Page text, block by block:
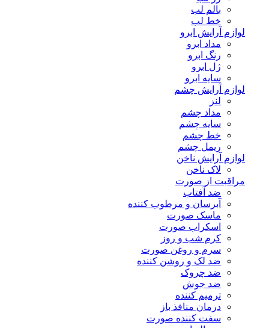
بالم لب
خط لب
لوازم آرایش ابرو
مداد ابرو
رنگ ابرو
ژل ابرو
سایه ابرو
لوازم آرایش چشم
لنز
مداد چشم
سایه چشم
خط چشم
ریمل چشم
لوازم آرایش ناخن
لاک ناخن
مراقبت از صورت
ضد آفتاب
آبرسان و مرطوب کننده
ماسک صورت
اسکراب صورت
کرم شب و روز
سرم و روغن صورت
ضد لک و روشن کننده
ضد چروک
ضد جوش
ترمیم کننده
درمان منافذ باز
سفت کننده صورت